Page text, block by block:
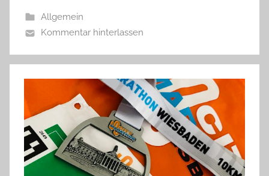
Allgemein
Kommentar hinterlassen